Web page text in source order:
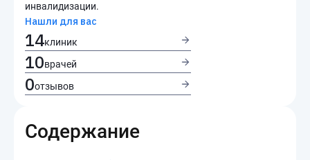
инвалидизации.
Нашли для вас
14клиник
10врачей
0отзывов
Содержание